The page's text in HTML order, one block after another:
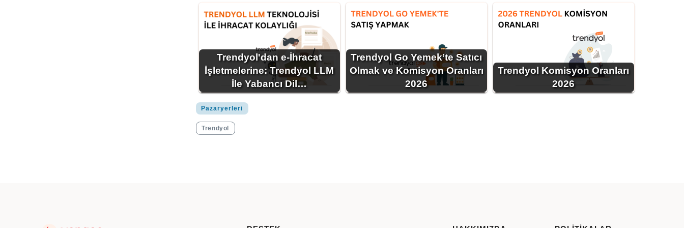
Trendyol'dan e-İhracat
İşletmelerine: Trendyol LLM
İle Yabancı Dil…
Trendyol Go Yemek’te Satıcı
Olmak ve Komisyon Oranları
2026
Trendyol Komisyon Oranları
2026
Pazaryerleri
Trendyol